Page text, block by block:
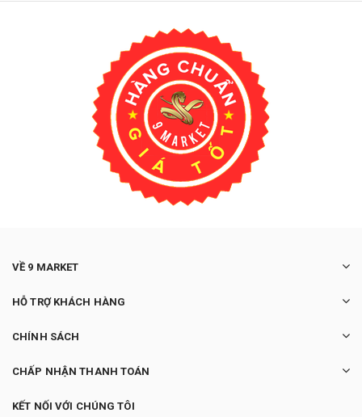
VỀ 9 MARKET
HỖ TRỢ KHÁCH HÀNG
CHÍNH SÁCH
CHẤP NHẬN THANH TOÁN
KẾT NỐI VỚI CHÚNG TÔI